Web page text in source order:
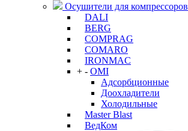
Осушители для компрессоров
DALI
BERG
COMPRAG
COMARO
IRONMAC
+ - OMI
Адсорбционные
Доохладители
Холодильные
Master Blast
ВедКом